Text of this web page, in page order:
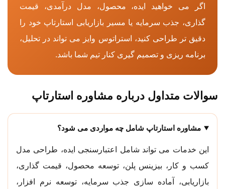
اگر می خواهید ایده، محصول، مدل درآمدی، قیمت
گذاری، جذب سرمایه یا مسیر بازاریابی استارتاپ خود را
دقیق تر طراحی کنید، استراتوس وایز می تواند در تحلیل،
برنامه ریزی و تصمیم گیری کنار تیم شما باشد.
سوالات متداول درباره مشاوره استارتاپ
مشاوره استارتاپ شامل چه مواردی می شود؟
این خدمات می تواند شامل اعتبارسنجی ایده، طراحی مدل
کسب و کار، بیزینس پلن، توسعه محصول، قیمت گذاری،
بازاریابی، آماده سازی جذب سرمایه، توسعه نرم افزار،